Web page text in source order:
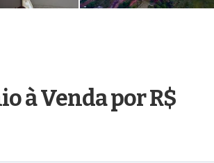
à Vendapor R$